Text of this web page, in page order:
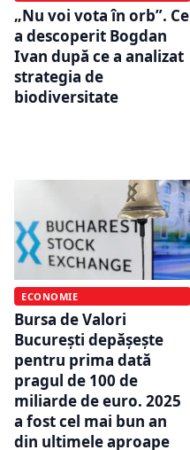
„Nu voi vota în orb”. Ce
a descoperit Bogdan
Ivan după ce a analizat
strategia de
biodiversitate
ECONOMIE
Bursa de Valori
București depășește
pentru prima dată
pragul de 100 de
miliarde de euro. 2025
a fost cel mai bun an
din ultimele aproape